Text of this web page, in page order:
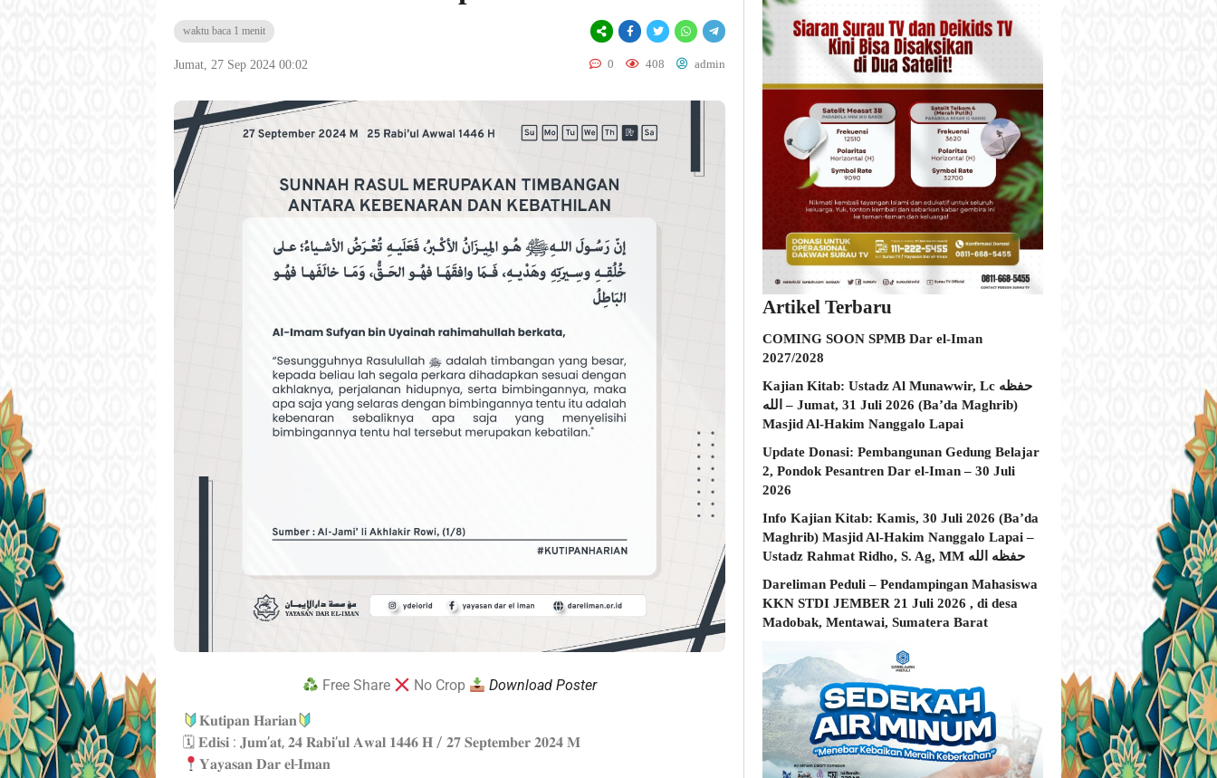
waktu baca 1 menit
Jumat, 27 Sep 2024 00:02 0 408 admin
Free Share No Crop Download Poster
𝐊𝐮𝐭𝐢𝐩𝐚𝐧 𝐇𝐚𝐫𝐢𝐚𝐧
🗓 𝐄𝐝𝐢𝐬𝐢 : 𝐉𝐮𝐦’𝐚𝐭, 𝟐𝟒 𝐑𝐚𝐛𝐢’𝐮𝐥 𝐀𝐰𝐚𝐥 𝟏𝟒𝟒𝟔 𝐇 / 𝟐𝟕 𝐒𝐞𝐩𝐭𝐞𝐦𝐛𝐞𝐫 𝟐𝟎𝟐𝟒 𝐌
𝐘𝐚𝐲𝐚𝐬𝐚𝐧 𝐃𝐚𝐫 𝐞𝐥-𝐈𝐦𝐚𝐧
Artikel Terbaru
COMING SOON SPMB Dar el-Iman
2027/2028
Kajian Kitab: Ustadz Al Munawwir, Lc حفظه
الله – Jumat, 31 Juli 2026 (Ba’da Maghrib)
Masjid Al-Hakim Nanggalo Lapai
Update Donasi: Pembangunan Gedung Belajar
2, Pondok Pesantren Dar el-Iman – 30 Juli
2026
Info Kajian Kitab: Kamis, 30 Juli 2026 (Ba’da
Maghrib) Masjid Al-Hakim Nanggalo Lapai –
Ustadz Rahmat Ridho, S. Ag, MM حفظه الله
Dareliman Peduli – Pendampingan Mahasiswa
KKN STDI JEMBER 21 Juli 2026 , di desa
Madobak, Mentawai, Sumatera Barat